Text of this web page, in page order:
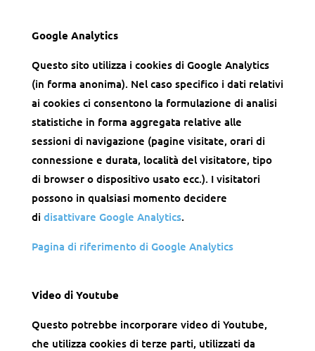
Google Analytics
Questo sito utilizza i cookies di Google Analytics
(in forma anonima). Nel caso specifico i dati relativi
ai cookies ci consentono la formulazione di analisi
statistiche in forma aggregata relative alle
sessioni di navigazione (pagine visitate, orari di
connessione e durata, località del visitatore, tipo
di browser o dispositivo usato ecc.). I visitatori
possono in qualsiasi momento decidere
di disattivare Google Analytics.
Pagina di riferimento di Google Analytics
Video di Youtube
Questo potrebbe incorporare video di Youtube,
che utilizza cookies di terze parti, utilizzati da